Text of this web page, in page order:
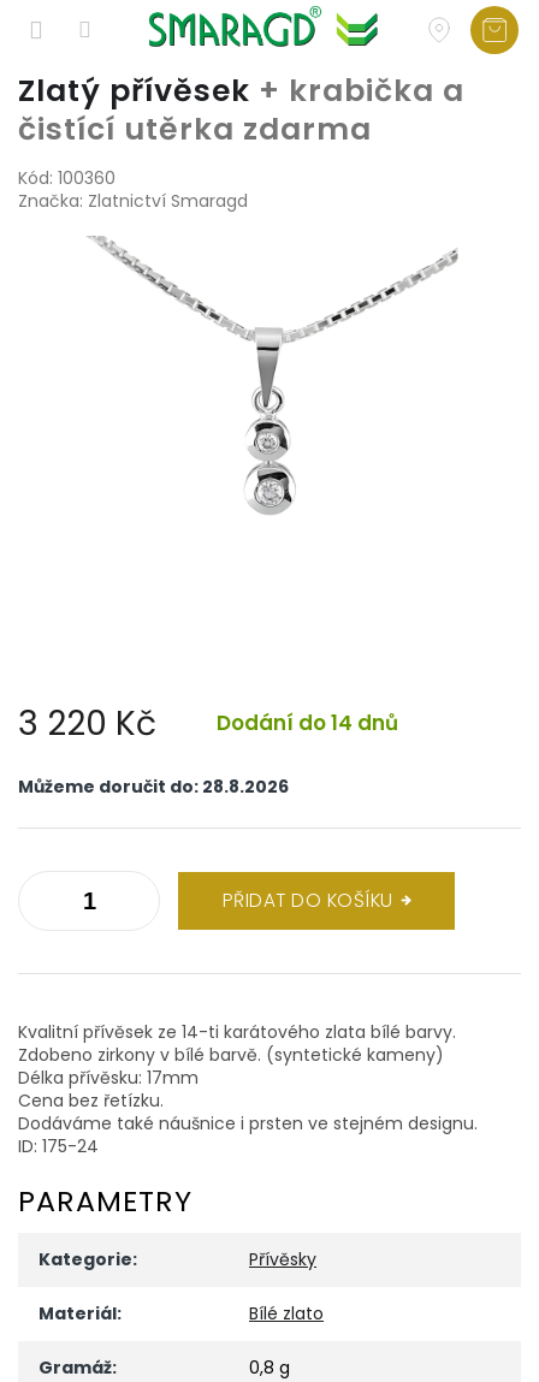
Přejít
na
obsah
Zlatý přívěsek + krabička a
čistící utěrka zdarma
Kód: 100360
Značka: Zlatnictví Smaragd
3 220 Kč Dodání do 14 dnů
cena:
Můžeme doručit do: 28.8.2026
PŘIDAT DO KOŠÍKU
Kvalitní přívěsek ze 14-ti karátového zlata bílé barvy.
Zdobeno zirkony v bílé barvě. (syntetické kameny)
Délka přívěsku: 17mm
Cena bez řetízku.
Dodáváme také náušnice i prsten ve stejném designu.
ID: 175-24
PARAMETRY
Kategorie: Přívěsky
Materiál: Bílé zlato
Gramáž: 0,8 g